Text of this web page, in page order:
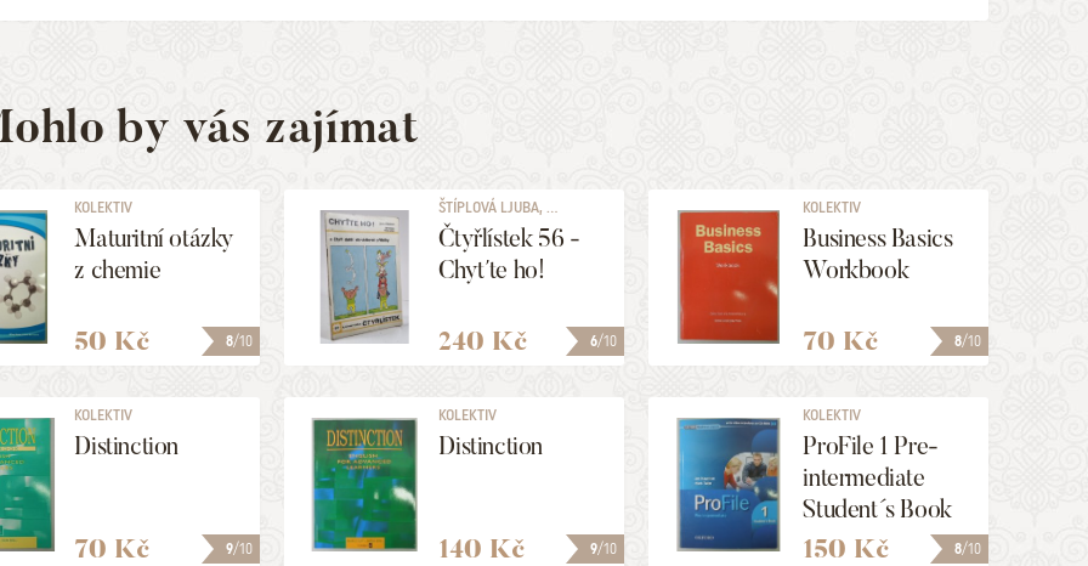
by vás zajímat
8/10
KOLEKTIV
Maturitní otázky
z chemie
50 Kč 6/10
ŠTÍPLOVÁ LJUBA, ...
Čtyřlístek 56 -
Chyťte ho!
240 Kč 8/10
KOLEKTIV
Business Basics
Workbook
70 Kč
9/10
KOLEKTIV
Distinction
70 Kč 9/10
KOLEKTIV
Distinction
140 Kč 8/10
KOLEKTIV
ProFile 1 Pre-
intermediate
Student´s Book
150 Kč